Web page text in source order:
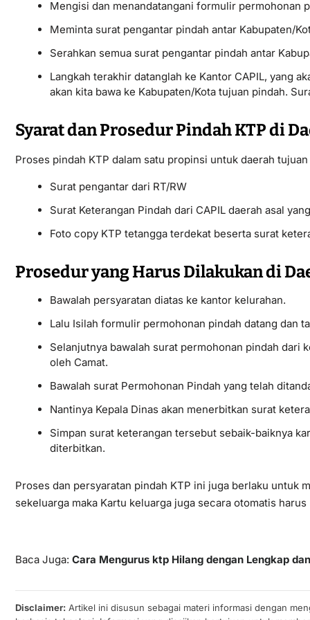
Mengisi dan menandatangani formulir permohonan
Meminta surat pengantar pindah antar Kabupaten/
Serahkan semua surat pengantar pindah antar
Langkah terakhir datanglah ke Kantor CAPIL, yang
akan kita bawa ke Kabupaten/Kota tujuan pindah.
Syarat dan Prosedur Pindah KTP di
Proses pindah KTP dalam satu propinsi untuk daerah
Surat pengantar dari RT/RW
Surat Keterangan Pindah dari CAPIL daerah asal
Foto copy KTP tetangga terdekat beserta surat
Prosedur yang Harus Dilakukan di
Bawalah persyaratan diatas ke kantor kelurahan.
Lalu Isilah formulir permohonan pindah datang dan
Selanjutnya bawalah surat permohonan pindah dari
oleh Camat.
Bawalah surat Permohonan Pindah yang telah
Nantinya Kepala Dinas akan menerbitkan surat
Simpan surat keterangan tersebut sebaik-baiknya
diterbitkan.
Proses dan persyaratan pindah KTP ini juga berlaku untuk
sekeluarga maka Kartu keluarga juga secara otomatis
Baca Juga: Cara Mengurus ktp Hilang dengan Lengkap
Disclaimer:Artikel ini disusun sebagai materi informasi dengan